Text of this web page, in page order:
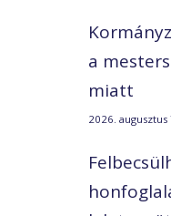
a
miatt
2026. augusztus